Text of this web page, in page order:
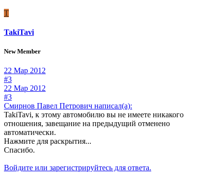
T
TakiTavi
New Member
22 Мар 2012
#3
22 Мар 2012
#3
Смирнов Павел Петрович написал(а):
TakiTavi, к этому автомобилю вы не имеете никакого
отношения, завещание на предыдущий отменено
автоматически.
Нажмите для раскрытия...
Спасибо.
Войдите или зарегистрируйтесь для ответа.